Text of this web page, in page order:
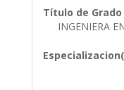
Título de Grado
INGENIERA